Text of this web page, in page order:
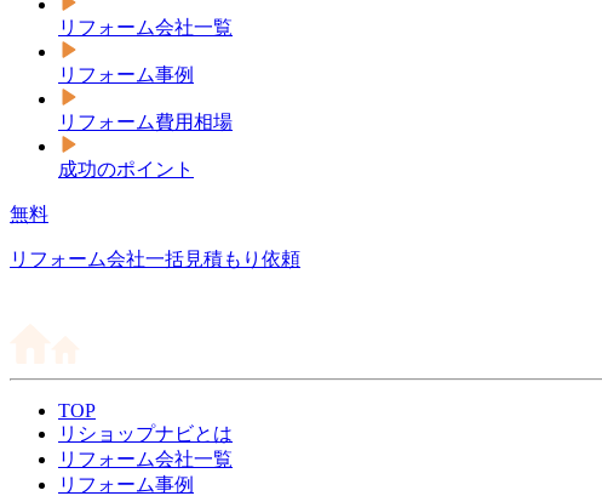
リフォーム会社一覧
リフォーム事例
リフォーム費用相場
成功のポイント
無料
リフォーム会社一括見積もり依頼
TOP
リショップナビとは
リフォーム会社一覧
リフォーム事例